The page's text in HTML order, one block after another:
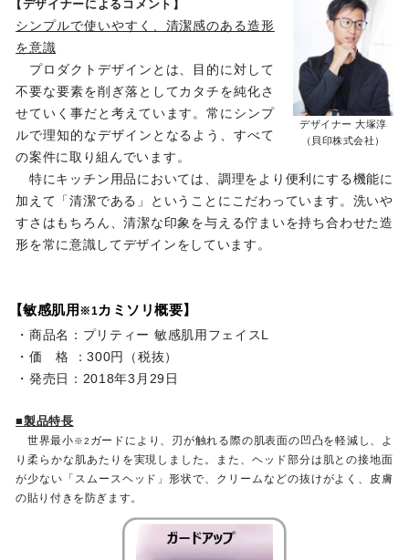
デザイナー 大塚淳
（貝印株式会社）
【デザイナーによるコメント】
シンプルで使いやすく、清潔感のある造形
を意識
プロダクトデザインとは、目的に対して
不要な要素を削ぎ落としてカタチを純化さ
せていく事だと考えています。常にシンプ
ルで理知的なデザインとなるよう、すべて
の案件に取り組んでいます。
特にキッチン用品においては、調理をより便利にする機能に
加えて「清潔である」ということにこだわっています。洗いや
すさはもちろん、清潔な印象を与える佇まいを持ち合わせた造
形を常に意識してデザインをしています。
【敏感肌用 ※1 カミソリ概要】
・商品名：プリティー 敏感肌用フェイスL
・価 格 ：300円（税抜）
・発売日：2018年3月29日
■製品特長
世界最小※2 ガードにより、刃が触れる際の肌表面の凹凸を軽減し、よ
り柔らかな肌あたりを実現しました。また、ヘッド部分は肌との接地面
が少ない「スムースヘッド」形状で、クリームなどの抜けがよく、皮膚
の貼り付きを防ぎます。